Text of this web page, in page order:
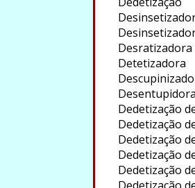
Desratizadora
Detetizadora
Desentupidora
Dedetização
Dedetização
Dedetização
Dedetização
Dedetização